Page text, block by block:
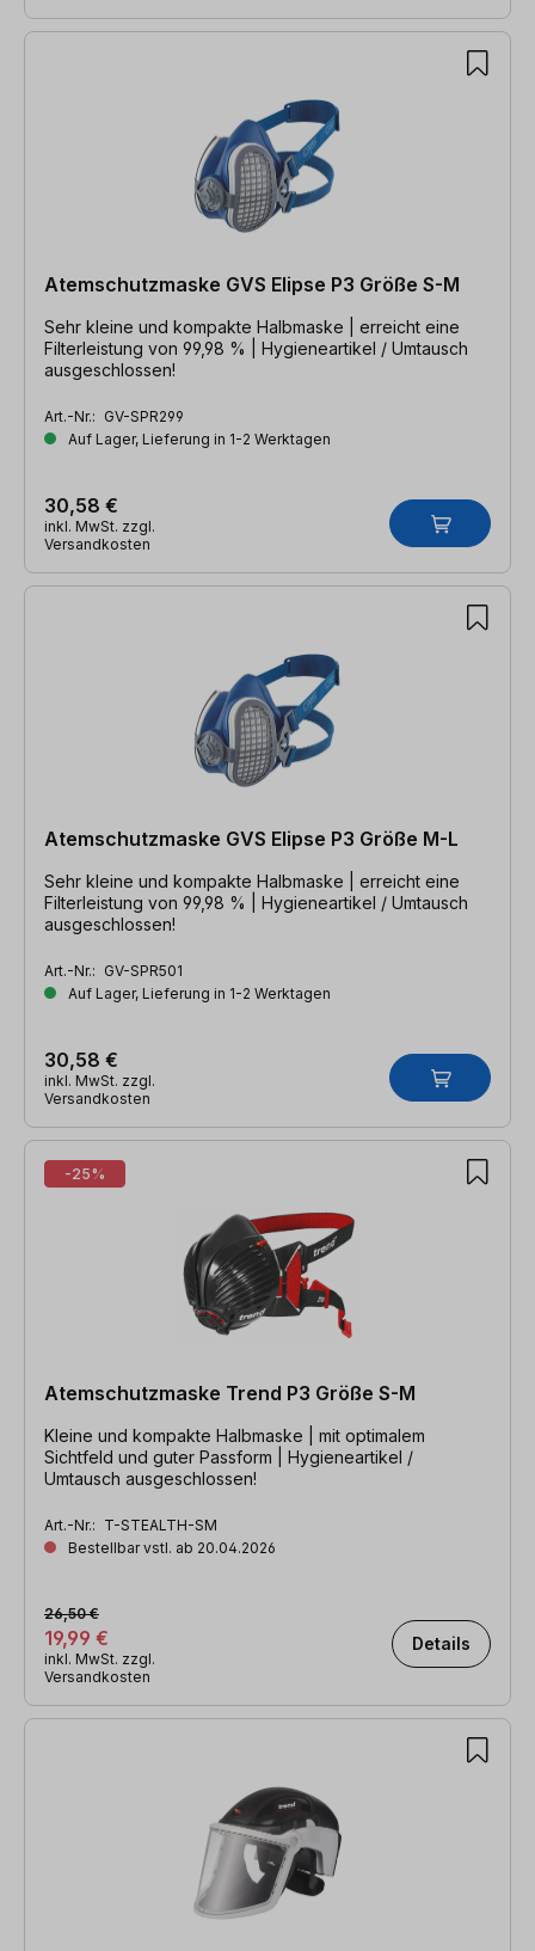
Atemschutzmaske GVS Elipse P3 Größe S-M
Sehr kleine und kompakte Halbmaske | erreicht eine
Filterleistung von 99,98 % | Hygieneartikel / Umtausch
ausgeschlossen!
Art.-Nr.: GV-SPR299
Auf Lager, Lieferung in 1-2 Werktagen
30,58 €
inkl. MwSt. zzgl.
Versandkosten
Atemschutzmaske GVS Elipse P3 Größe M-L
Sehr kleine und kompakte Halbmaske | erreicht eine
Filterleistung von 99,98 % | Hygieneartikel / Umtausch
ausgeschlossen!
Art.-Nr.: GV-SPR501
Auf Lager, Lieferung in 1-2 Werktagen
30,58 €
inkl. MwSt. zzgl.
Versandkosten
-25%
Atemschutzmaske Trend P3 Größe S-M
Kleine und kompakte Halbmaske | mit optimalem
Sichtfeld und guter Passform | Hygieneartikel /
Umtausch ausgeschlossen!
Art.-Nr.: T-STEALTH-SM
Bestellbar vstl. ab 20.04.2026
19,99 €
26,50 €
inkl. MwSt. zzgl.
Versandkosten
Details